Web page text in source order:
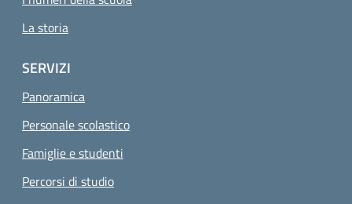
La storia
SERVIZI
Panoramica
Personale scolastico
Famiglie e studenti
Percorsi di studio